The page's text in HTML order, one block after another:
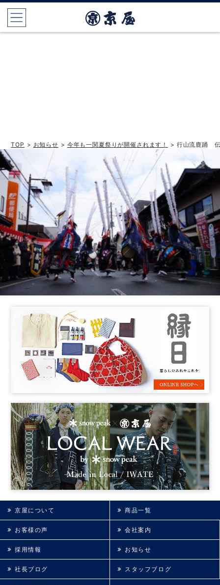
TOP > お知らせ > 今年も一関夏祭りが開催されます！ > 行山流鹿踊
京屋について 商品一覧
お客様の声 会社案内
採用情報 お知らせ
社長ブログ スタッフブログ